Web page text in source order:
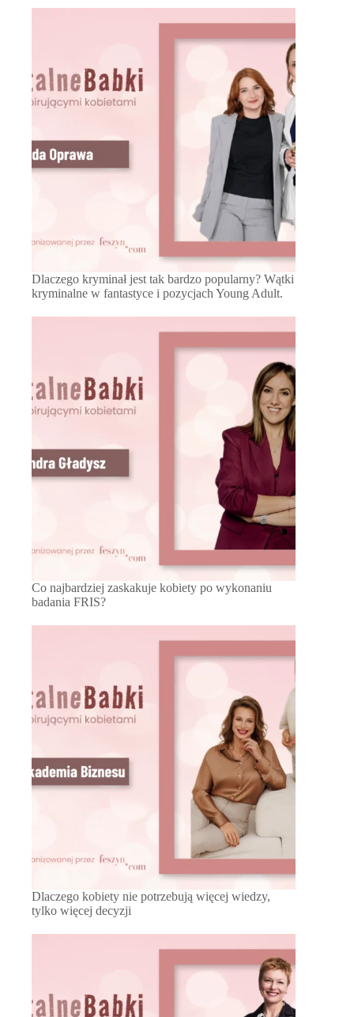
Dlaczego kryminał jest tak bardzo popularny? Wątki
kryminalne w fantastyce i pozycjach Young Adult.
Co najbardziej zaskakuje kobiety po wykonaniu
badania FRIS?
Dlaczego kobiety nie potrzebują więcej wiedzy,
tylko więcej decyzji